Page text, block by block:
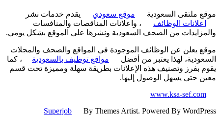
ملتقى السعودية موقع سعودي
يقدم خدمات نشر
الوظائف
، واعلانات المناقصات والمنافسات
من الصحف السعودية ونشرها على الموقع بشكل يومي.
يعلن عن الوظائف الموجودة في المواقع والصحف والمجلات
لهذا يعتبر من أفضل
مواقع توظيف بالسعودية
، كما
بفرز وتصنيف هذه الإعلانات بطريقة سهلة ومميزة تحت قسم
حتى يسهل الوصول إليها.
www.ksa-
Superjob
By Themes Artist. Powered By